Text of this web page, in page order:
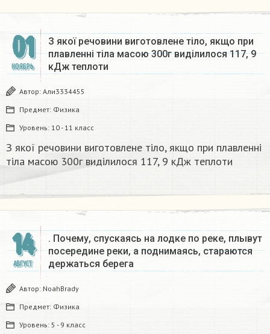
01
НОЯБРЬ
З якої речовини виготовлене тіло, якщо при
плавленні тіла масою 300г виділилося 117, 9
кДж теплоти
Автор: Али3334455
Предмет: Физика
Уровень: 10 - 11 класс
З якої речовини виготовлене тіло, якщо при плавленні
тіла масою 300г виділилося 117, 9 кДж теплоти
14
АВГУСТ
. Почему, спускаясь на лодке по реке, плывут
посередине реки, а поднимаясь, стараются
держаться берега
Автор: NoahBrady
Предмет: Физика
Уровень: 5 - 9 класс